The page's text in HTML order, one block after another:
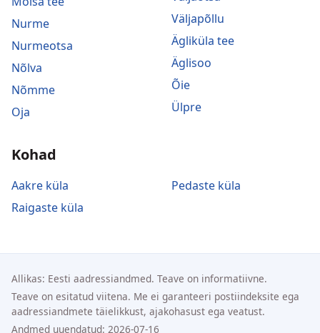
Nurme
Nurmeotsa
Nõlva
Nõmme
Oja
Väljapõllu
Ägliküla tee
Äglisoo
Õie
Ülpre
Kohad
Aakre küla
Raigaste küla
Pedaste küla
Allikas: Eesti aadressiandmed. Teave on informatiivne.
Teave on esitatud viitena. Me ei garanteeri postiindeksite ega
aadressiandmete täielikkust, ajakohasust ega veatust.
Andmed uuendatud: 2026-07-16